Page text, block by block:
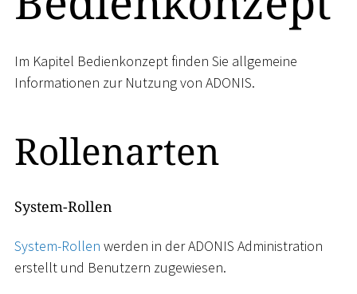
Im Kapitel Bedienkonzept finden Sie allgemeine
Informationen zur Nutzung von ADONIS.
Rollenarten
System-Rollen
System-Rollen werden in der ADONIS Administration
erstellt und Benutzern zugewiesen.